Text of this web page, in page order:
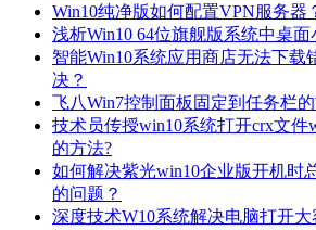
Win10纯净版如何配置VPN服务器
浅析Win10 64位旗舰版系统中桌
智能Win10系统应用商店无法下载
决？
飞八Win7控制面板固定到任务栏
技术员传授win10系统打开crx文件
的方法?
如何解决紫光win10企业版开机时
的问题？
深度技术W10系统解决电脑打开